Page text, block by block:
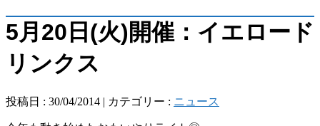
5月20日(火)開催：イエロード
リンクス
投稿日 : 30/04/2014 | カテゴリー : ニュース